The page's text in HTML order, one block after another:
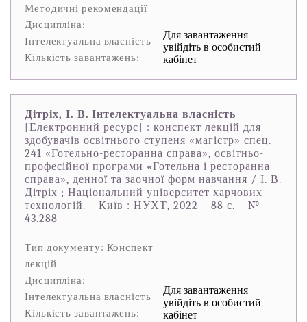
Методичні рекомендації
Дисципліна:
Інтелектуальна власність
Кількість завантажень:
Для завантаження
увійдіть в особистий
кабінет
Дітріх, І. В. Інтелектуальна власність
[Електронний ресурс] : конспект лекцій для
здобувачів освітнього ступеня «магістр» спец.
241 «Готельно-ресторанна справа», освітньо-
професійної програми «Готельна і ресторанна
справа», денної та заочної форм навчання / І. В.
Дітріх ; Національний університет харчових
технологій. – Київ : НУХТ, 2022 – 88 с. – №
43.288
Тип документу: Конспект
лекцій
Дисципліна:
Інтелектуальна власність
Кількість завантажень:
Для завантаження
увійдіть в особистий
кабінет